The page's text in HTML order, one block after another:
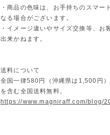
・商品の色味は、お手持ちのスマー
なる場合がございます。
・イメージ違いやサイズ交換等、お
出来かねます。
送料について
全国一律580円（沖縄県は1,500円
を含む全国送料無料。
https://www.magniraff.com/blog/